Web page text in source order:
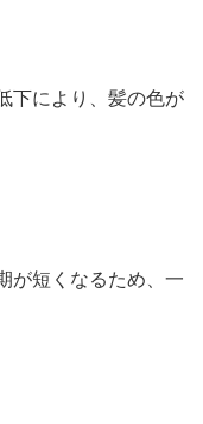
下により、髪の色が
が短くなるため、一